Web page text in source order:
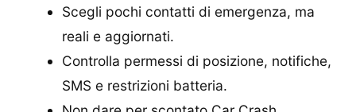
Scegli pochi contatti di emergenza, ma
reali e aggiornati.
Controlla permessi di posizione, notifiche,
SMS e restrizioni batteria.